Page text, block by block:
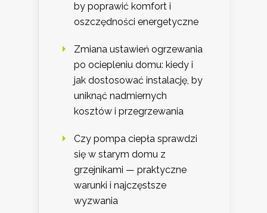
by poprawić komfort i
oszczędności energetyczne
Zmiana ustawień ogrzewania
po ociepleniu domu: kiedy i
jak dostosować instalację, by
uniknąć nadmiernych
kosztów i przegrzewania
Czy pompa ciepła sprawdzi
się w starym domu z
grzejnikami — praktyczne
warunki i najczęstsze
wyzwania